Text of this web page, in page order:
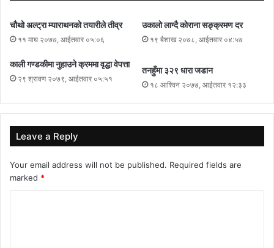
चौथो अल्ट्रा म्याराथनको तयारीले तीव्र
११ माघ २०७७, आईतवार ०५:०६
उकालो लाग्दै कोराना सङ्क्रमण दर
१९ बैशाख २०७८, आईतवार ०४:५७
काली गण्डकीमा नुहाउने क्रममा वृद्धा वेपत्ता
२९ श्रावण २०७९, आईतवार ०५:५१
तनहुँमा ३२९ धारा जडान
१८ आश्विन २०७७, आईतवार १२:३३
Leave a Reply
Your email address will not be published. Required fields are
marked *